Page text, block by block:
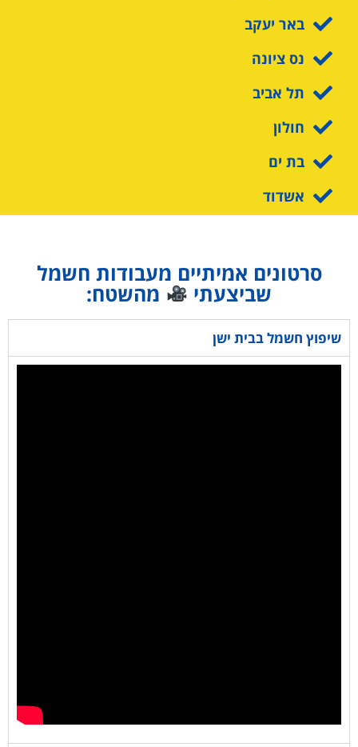
באר יעקב
נס ציונה
תל אביב
חולון
בת ים
אשדוד
סרטונים אמיתיים מעבודות חשמל
שביצעתי מהשטח:
שיפוץ חשמל בבית ישן